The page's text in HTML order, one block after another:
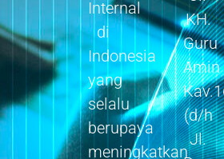
Internal
di
Indonesia
yang
selalu
berupaya
meningkatkan
KH.
Guru
Amin
(d/h
Jl.